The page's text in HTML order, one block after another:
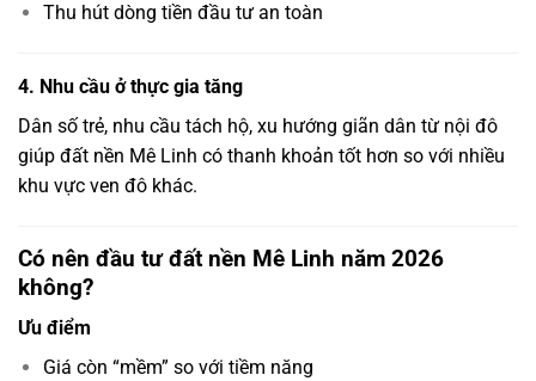
Thu hút dòng tiền đầu tư an toàn
4. Nhu cầu ở thực gia tăng
Dân số trẻ, nhu cầu tách hộ, xu hướng giãn dân từ nội đô
giúp đất nền Mê Linh có thanh khoản tốt hơn so với nhiều
khu vực ven đô khác.
Có nên đầu tư đất nền Mê Linh năm 2026
không?
Ưu điểm
Giá còn “mềm” so với tiềm năng